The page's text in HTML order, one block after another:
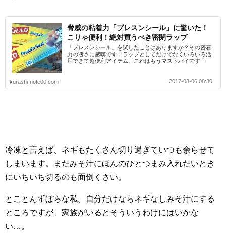
脅威の粘着力「プレスンシール」に驚いた！
こりゃ便利！絶対買うべき密閉ラップ
「プレスンシール」を試したことはありますか？その密着
力の凄さに感嘆です！ラップとしてだけでなくいろいろ活
用できて超便利アイテム。これはもうマストバイです！
kurashi-note00.com 2017-08-06 08:30
冷凍と言えば、ネギもたくさん切り過ぎていつも余らせて
しまいます。またみそ汁にほんのひとつまみ入れたいとき
にいちいち切るのも面倒くさい。
とことんずぼらな私。自分だけならネギなしみそ汁にする
ところですが、家族がいるとそういうわけにはいかな
い…。